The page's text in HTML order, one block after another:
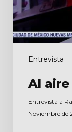
Entrevista
Al aire
Entrevista a
Noviembre de